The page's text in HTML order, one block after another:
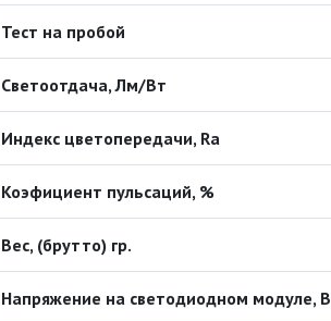
Тест на пробой
Светоотдача, Лм/Вт
Индекс цветопередачи, Ra
Коэфициент пульсаций, %
Вес, (брутто) гр.
Напряжение на светодиодном модуле, В